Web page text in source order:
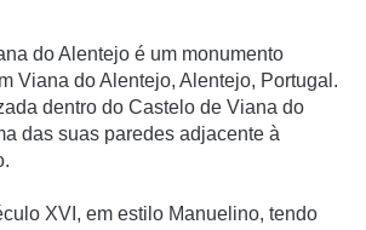
do Alentejo é um monumento
Viana do Alentejo, Alentejo, Portugal.
dentro do Castelo de Viana do
das suas paredes adjacente à
XVI, em estilo Manuelino, tendo